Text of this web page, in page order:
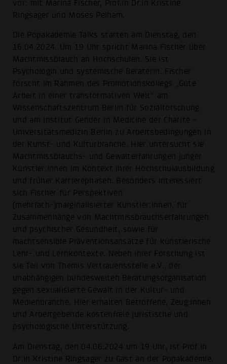
vor: mit Marina Fischer, Prof.in Dr.in Kristine
Ringsager und Moses Pelham.
Die Popakademie Talks starten am Dienstag, den
16.04.2024. Um 19 Uhr spricht Marina Fischer über
Machtmissbrauch an Hochschulen. Sie ist
Psychologin und systemische Beraterin. Fischer
forscht im Rahmen des Promotionskollegs „Gute
Arbeit in einer transformativen Welt“ am
Wissenschaftszentrum Berlin für Sozialforschung
und am Institut Gender in Medicine der Charité -
Universitätsmedizin Berlin zu Arbeitsbedingungen in
der Kunst- und Kulturbranche. Hier untersucht sie
Machtmissbrauchs- und Gewalterfahrungen junger
Künstler:innen im Kontext ihrer Hochschulausbildung
und früher Karrierephasen. Besonders interessiert
sich Fischer für Perspektiven
(mehrfach-)marginalisierter Künstler:innen, für
Zusammenhänge von Machtmissbrauchserfahrungen
und psychischer Gesundheit, sowie für
machtsensible Präventionsansätze für künstlerische
Lehr- und Lernkontexte. Neben ihrer Forschung ist
sie Teil von Themis Vertrauensstelle e.V., der
unabhängigen bundesweiten Beratungsorganisation
gegen sexualisierte Gewalt in der Kultur- und
Medienbranche. Hier erhalten Betroffene, Zeug:innen
und Arbeitgebende kostenfreie juristische und
psychologische Unterstützung.
Am Dienstag, den 04.06.2024 um 19 Uhr, ist Prof:In
Dr:In Kristine Ringsager zu Gast an der Popakademie.